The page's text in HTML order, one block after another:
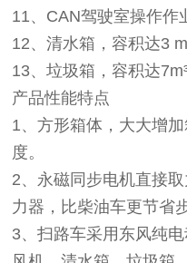
11、CAN驾驶室操作作
12、清水箱，容积达3
13、垃圾箱，容积达
产品性能特点
1、方形箱体，大大增
度。
2、永磁同步电机直接
力器，比柴油车更节省
3、扫路车采用东风纯